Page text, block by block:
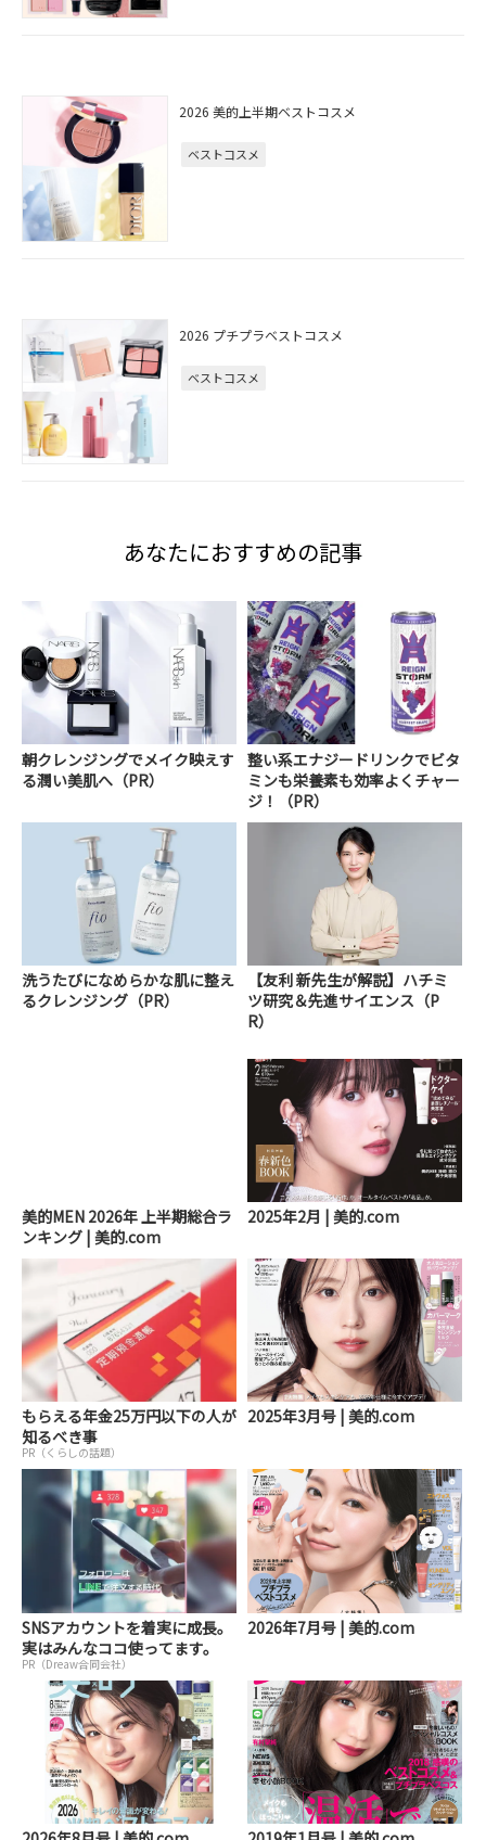
2026 美的上半期ベストコスメ
ベストコスメ
2026 プチプラベストコスメ
ベストコスメ
あなたにおすすめの記事
朝クレンジングでメイク映えす
る潤い美肌へ（PR）
整い系エナジードリンクでビタ
ミンも栄養素も効率よくチャー
ジ！（PR）
洗うたびになめらかな肌に整え
るクレンジング（PR）
【友利 新先生が解説】ハチミ
ツ研究＆先進サイエンス（P
R）
美的MEN 2026年 上半期総合ラ
ンキング | 美的.com
2025年2月 | 美的.com
もらえる年金25万円以下の人が
知るべき事
PR（くらしの話題）
2025年3月号 | 美的.com
SNSアカウントを着実に成長。
実はみんなココ使ってます。
PR（Dreaw合同会社）
2026年7月号 | 美的.com